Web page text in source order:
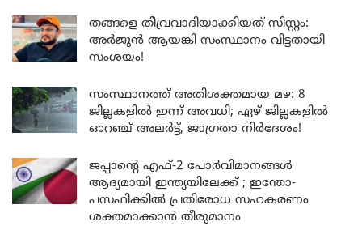
തങ്ങളെ തീവ്രവാദിയാക്കിയത് സിസ്റ്റം:
അർജുൻ ആയങ്കി സംസ്ഥാനം വിട്ടതായി
സംശയം!
സംസ്ഥാനത്ത് അതിശക്തമായ മഴ: 8
ജില്ലകളിൽ ഇന്ന് അവധി; ഏഴ് ജില്ലകളിൽ
ഓറഞ്ച് അലർട്ട്, ജാഗ്രതാ നിർദേശം!
ജപ്പാന്റെ എഫ്-2 പോർവിമാനങ്ങൾ
ആദ്യമായി ഇന്ത്യയിലേക്ക് ; ഇന്തോ-
പസഫിക്കിൽ പ്രതിരോധ സഹകരണം
ശക്തമാക്കാൻ തീരുമാനം